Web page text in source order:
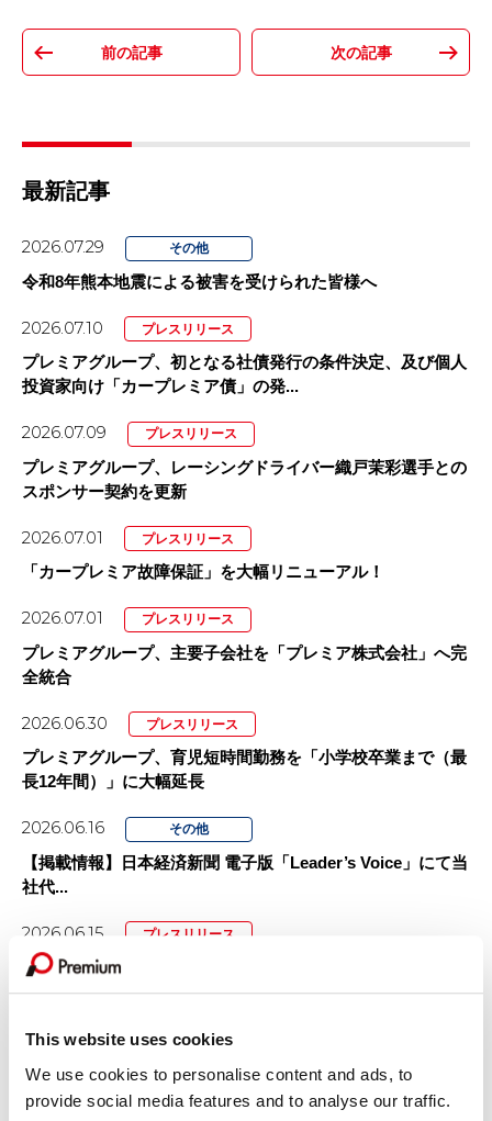
This website uses cookies
We use cookies to personalise content and ads, to
provide social media features and to analyse our traffic.
最新記事
2026.07.29 その他
令和8年熊本地震による被害を受けられた皆様へ
2026.07.10 プレスリリース
プレミアグループ、初となる社債発行の条件決定、及び個人
投資家向け「カープレミア債」の発...
2026.07.09 プレスリリース
プレミアグループ、レーシングドライバー織戸茉彩選手との
スポンサー契約を更新
2026.07.01 プレスリリース
「カープレミア故障保証」を大幅リニューアル！
2026.07.01 プレスリリース
プレミアグループ、主要子会社を「プレミア株式会社」へ完
全統合
2026.06.30 プレスリリース
プレミアグループ、育児短時間勤務を「小学校卒業まで（最
長12年間）」に大幅延長
2026.06.16 その他
【掲載情報】日本経済新聞 電子版「Leader’s Voice」にて当
社代...
2026.06.15 プレスリリース
女子プロゴルファー福田萌維選手、ステップ・アップ・ツア
ーで悲願のプロ初優勝を達成！
2026.06.11 プレスリリース
【カープレミア×ポケットカード】オートクレジットと同時
に申し込めるクレジットカード 「...